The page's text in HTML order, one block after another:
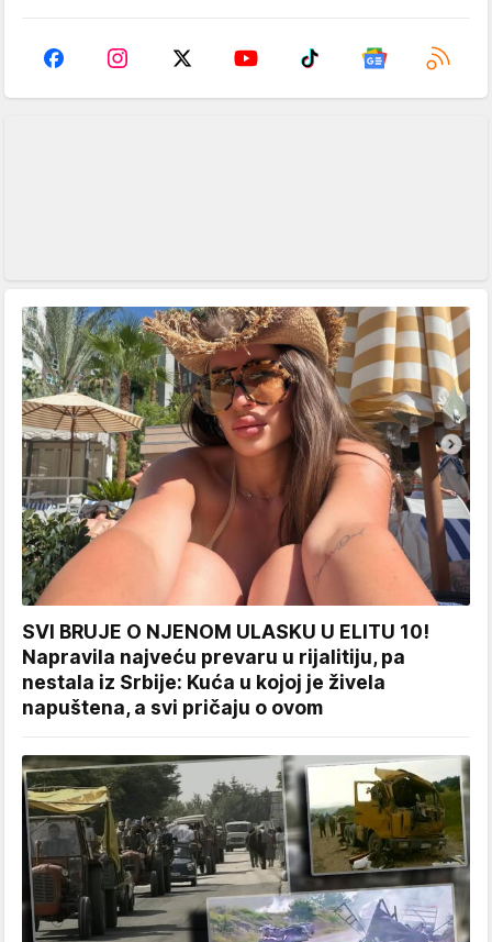
SVI BRUJE O NJENOM ULASKU U ELITU 10!
Napravila najveću prevaru u rijalitiju, pa
nestala iz Srbije: Kuća u kojoj je živela
napuštena, a svi pričaju o ovom